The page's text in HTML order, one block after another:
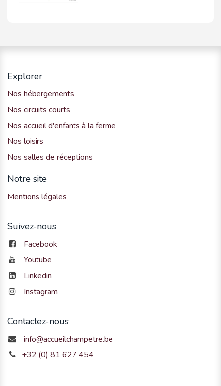
Explorer
Nos hébergements
Nos circuits courts
Nos accueil d'enfants à la ferme
Nos loisirs
Nos salles de réceptions
Notre site
Mentions légales
Suivez-nous
Facebook
Youtube
Linkedin
Instagram
Contactez-nous
info@accueilchampetre.be
+32 (0) 81 627 454